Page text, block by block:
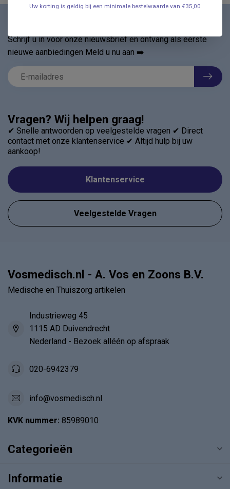
Vragen? Wij helpen graag!
✔ Snelle antwoorden op veelgestelde vragen ✔ Direct
contact met onze klantenservice ✔ Altijd hulp bij uw
aankoop!
Klantenservice
Veelgestelde Vragen
Schrijf u in voor onze nieuwsbrief en ontvang als eerste
nieuwe aanbiedingen Meld u nu aan ➡️
Vosmedisch.nl - A. Vos en Zoons B.V.
Medische en Thuiszorg artikelen
Industrieweg 45
1115 AD Duivendrecht
Nederland - Bezoek alléén op afspraak
020-6942379
info@vosmedisch.nl
KVK nummer: 85989010
Categorieën
Informatie
Uw korting is geldig bij een minimale bestelwaarde van €35,00